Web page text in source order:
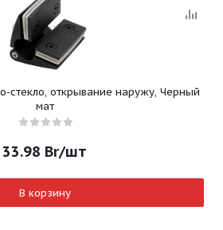
стекло, открывание наружу, Черный
мат
33.98 Br/шт
В корзину